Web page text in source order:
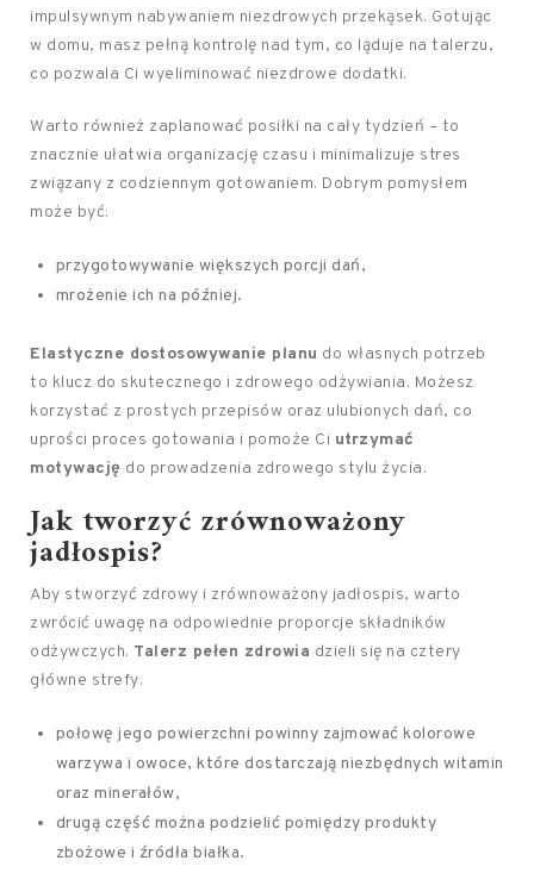
impulsywnym nabywaniem niezdrowych przekąsek. Gotując
w domu, masz pełną kontrolę nad tym, co ląduje na talerzu,
co pozwala Ci wyeliminować niezdrowe dodatki.
Warto również zaplanować posiłki na cały tydzień – to
znacznie ułatwia organizację czasu i minimalizuje stres
związany z codziennym gotowaniem. Dobrym pomysłem
może być:
przygotowywanie większych porcji dań,
mrożenie ich na później.
Elastyczne dostosowywanie planu do własnych potrzeb
to klucz do skutecznego i zdrowego odżywiania. Możesz
korzystać z prostych przepisów oraz ulubionych dań, co
uprości proces gotowania i pomoże Ci utrzymać
motywację do prowadzenia zdrowego stylu życia.
Jak tworzyć zrównoważony
jadłospis?
Aby stworzyć zdrowy i zrównoważony jadłospis, warto
zwrócić uwagę na odpowiednie proporcje składników
odżywczych. Talerz pełen zdrowia dzieli się na cztery
główne strefy:
połowę jego powierzchni powinny zajmować kolorowe
warzywa i owoce, które dostarczają niezbędnych witamin
oraz minerałów,
drugą część można podzielić pomiędzy produkty
zbożowe i źródła białka.